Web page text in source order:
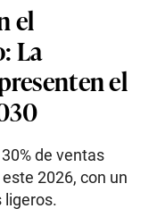
el
La
el
de ventas
2026, con un
ligeros.